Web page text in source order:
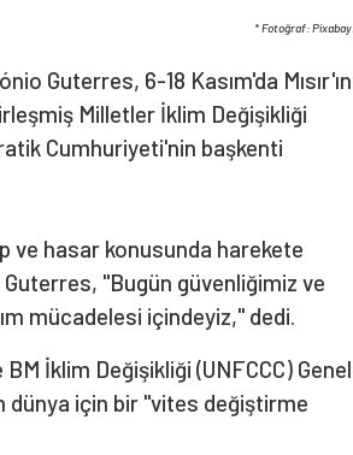
* Fotoğraf: Pixabay.
Guterres, 6-18 Kasım'da Mısır'ın
Milletler İklim Değişikliği
Cumhuriyeti'nin başkenti
ve hasar konusunda harekete
"Bugün güvenliğimiz ve
mücadelesi içindeyiz," dedi.
İklim Değişikliği (UNFCCC) Genel
dünya için bir "vites değiştirme